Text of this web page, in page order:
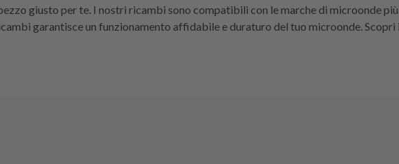
giusto per te. I nostri ricambi sono compatibili con le marche di microonde
garantisce un funzionamento affidabile e duraturo del tuo microonde.